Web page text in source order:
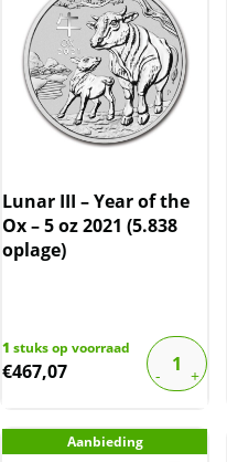
Lunar III – Year of the
Ox – 5 oz 2021 (5.838
oplage)
1 stuks op voorraad
€467,07
Aanbieding